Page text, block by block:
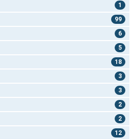
1
99
6
5
18
3
3
2
2
12